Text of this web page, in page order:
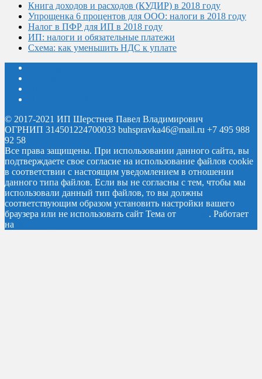
Книга доходов и расходов (КУДИР) в 2018 году
Упрощенка 6 процентов для ООО: налоги в 2018 году
Налог в ПФР для ИП в 2018 году
ИП: налоги и обязательные платежи
Схема: как уменьшить НДС к уплате
© 2017-2021 ИП Шерстнев Павел Владимирович
ОГРНИП 314501224700033 buhspravka46@mail.ru +7 495 988
92 58
Все права защищены. При использовании данного сайта, вы
подтверждаете свое согласие на использование файлов cookie
в соответствии с настоящим уведомлением в отношении
данного типа файлов. Если вы не согласны с тем, чтобы мы
использовали данный тип файлов, то вы должны
соответствующим образом установить настройки вашего
браузера или не использовать сайт Тема от
. Работает
на